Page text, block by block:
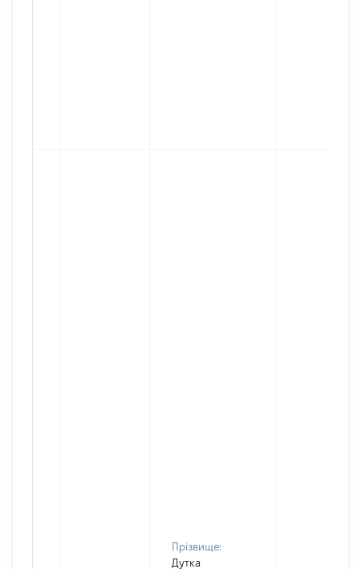
Прізвище:
Дутка